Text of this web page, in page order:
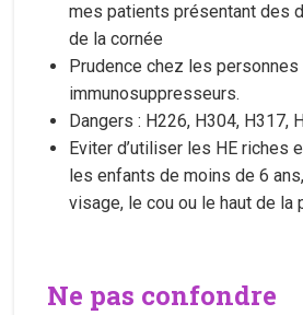
mes patients présentant des
de la cornée
Prudence chez les
immunosuppresseurs.
Dangers : H226, H304, H317,
Eviter d’utiliser les HE riches
les enfants de moins de 6
visage, le cou ou le haut de la
Ne pas confondre